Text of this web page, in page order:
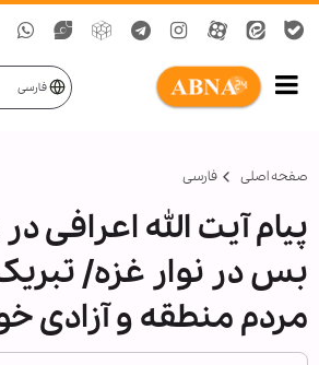
فارسی
صفحه اصلی فارسی
پیام آیت الله اعرافی
بس در نوار غزه/
مردم منطقه و آزادی